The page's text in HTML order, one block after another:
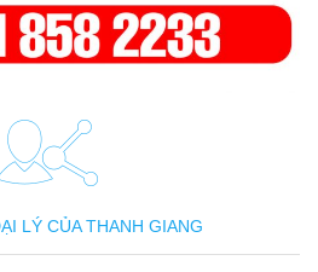
LÝ CỦA THANH GIANG